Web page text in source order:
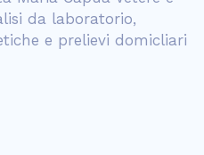
da laboratorio,
e prelievi domicliari